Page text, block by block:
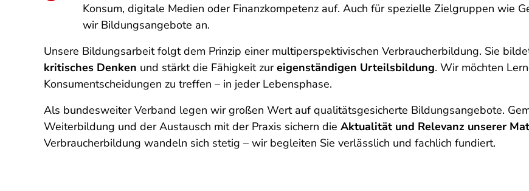
Konsum, digitale Medien oder Finanzkompetenz auf. Auch für spezielle Zielgruppen wie
wir Bildungsangebote an.
Unsere Bildungsarbeit folgt dem Prinzip einer multiperspektivischen Verbraucherbildung. Sie
kritisches Denken und stärkt die Fähigkeit zureigenständigen Urteilsbildung. Wir möchten
Konsumentscheidungen zu treffen – in jeder Lebensphase.
Als bundesweiter Verband legen wir großen Wert auf qualitätsgesicherte Bildungsangebote.
Weiterbildung und der Austausch mit der Praxis sichern die Aktualität und Relevanz unserer
Verbraucherbildung wandeln sich stetig – wir begleiten Sie verlässlich und fachlich fundiert.